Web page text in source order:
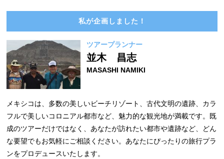
私が企画しました！
ツアープランナー
並木 昌志
MASASHI NAMIKI
メキシコは、多数の美しいビーチリゾート、古代文明の遺跡、カラ
フルで美しいコロニアル都市など、魅力的な観光地が満載です。既
成のツアーだけではなく、あなたが訪れたい都市や遺跡など、どん
な要望でもお気軽にご相談ください。あなたにぴったりの旅行プラ
ンをプロデュースいたします。